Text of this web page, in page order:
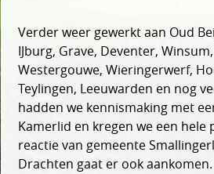
Verder weer gewerkt aan Oud
IJburg, Grave, Deventer, Winsum,
Westergouwe, Wieringerwerf,
Teylingen, Leeuwarden en nog
hadden we kennismaking met
Kamerlid en kregen we een hele
reactie van gemeente
Drachten gaat er ook aankomen.